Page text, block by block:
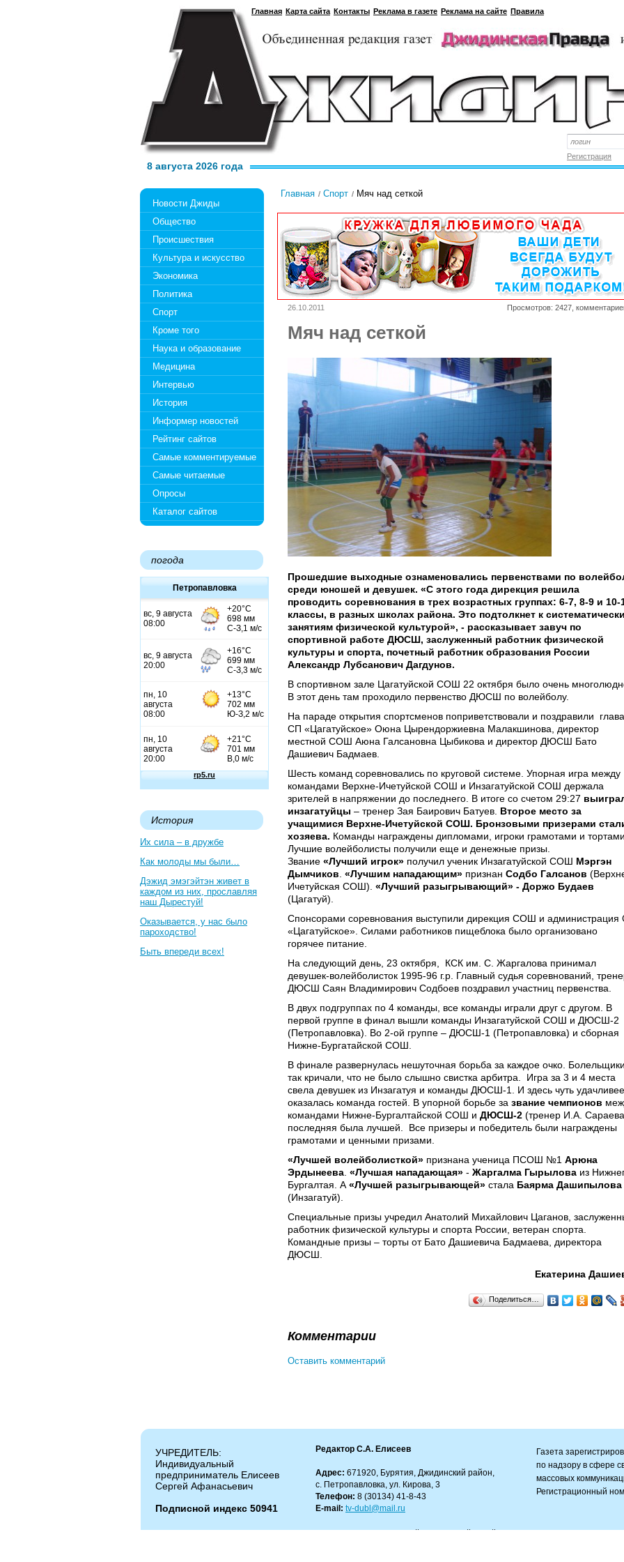
Главная Карта сайта Контакты Реклама в газете Реклама на сайте Правила
Регистрация
8 августа 2026 года
Новости Джиды
Общество
Происшествия
Культура и искусство
Экономика
Политика
Спорт
Кроме того
Наука и образование
Медицина
Интервью
История
Информер новостей
Рейтинг сайтов
Самые комментируемые
Самые читаемые
Опросы
Каталог сайтов
погода
Петропавловка
История
Их сила – в дружбе
Как молоды мы были…
Дэжид эмэгэйтэн живет в
каждом из них, прославляя
наш Дырестуй!
Оказывается, у нас было
пароходство!
Быть впереди всех!
Главная Спорт Мяч над сеткой
26.10.2011 Просмотров: 2427,
Мяч над сеткой
Прошедшие выходные ознаменовались первенствами по
среди юношей и девушек. «С этого года дирекция решила
проводить соревнования в трех возрастных группах: 6-7, 8-9 и 10-
классы, в разных школах района. Это подтолкнет к
занятиям физической культурой», - рассказывает завуч по
спортивной работе ДЮСШ, заслуженный работник физической
культуры и спорта, почетный работник образования России
Александр Лубсанович Дагдунов.
В спортивном зале Цагатуйской СОШ 22 октября было очень
В этот день там проходило первенство ДЮСШ по волейболу.
На параде открытия спортсменов поприветствовали и поздравили глава
СП «Цагатуйское» Оюна Цырендоржиевна Малакшинова, директор
местной СОШ Аюна Галсановна Цыбикова и директор ДЮСШ Бато
Дашиевич Бадмаев.
Шесть команд соревновались по круговой системе. Упорная игра между
командами Верхне-Ичетуйской СОШ и Инзагатуйской СОШ держала
зрителей в напряжении до последнего. В итоге со счетом 29:27
инзагатуйцы – тренер Зая Баирович Батуев. Второе место за
учащимися Верхне-Ичетуйской СОШ. Бронзовыми призерами
хозяева. Команды награждены дипломами, игроки грамотами и тортами.
Лучшие волейболисты получили еще и денежные призы.
Звание «Лучший игрок» получил ученик Инзагатуйской СОШ Мэргэн
Дымчиков «Лучшим нападающим» признан Содбо Галсанов
Ичетуйская СОШ). «Лучший разыгрывающий» - Доржо Будаев
(Цагатуй).
Спонсорами соревнования выступили дирекция СОШ и администрация
«Цагатуйское». Силами работников пищеблока было организовано
горячее питание.
На следующий день, 23 октября, КСК им. С. Жаргалова принимал
девушек-волейболисток 1995-96 г.р. Главный судья соревнований,
ДЮСШ Саян Владимирович Содбоев поздравил участниц первенства.
В двух подгруппах по 4 команды, все команды играли друг с другом. В
первой группе в финал вышли команды Инзагатуйской СОШ и ДЮСШ-2
(Петропавловка). Во 2-ой группе – ДЮСШ-1 (Петропавловка) и сборная
Нижне-Бургатайской СОШ.
В финале развернулась нешуточная борьба за каждое очко. Болельщики
так кричали, что не было слышно свистка арбитра. Игра за 3 и 4 места
свела девушек из Инзагатуя и команды ДЮСШ-1. И здесь чуть удачливее
оказалась команда гостей. В упорной борьбе за звание чемпионов
командами Нижне-Бургалтайской СОШ и ДЮСШ-2 (тренер И.А.
последняя была лучшей. Все призеры и победитель были награждены
грамотами и ценными призами.
«Лучшей волейболисткой» признана ученица ПСОШ №1 Арюна
Эрдынеева «Лучшая нападающая» - Жаргалма Гырылова из
Бургалтая. А «Лучшей разыгрывающей» стала Баярма Дашипылова
(Инзагатуй).
Специальные призы учредил Анатолий Михайлович Цаганов,
работник физической культуры и спорта России, ветеран спорта.
Командные призы – торты от Бато Дашиевича Бадмаева, директора
ДЮСШ.
Екатерина
Поделиться…
Комментарии
Оставить комментарий
УЧРЕДИТЕЛЬ:
Индивидуальный
предприниматель Елисеев
Сергей Афанасьевич
Подписной индекс 50941
Редактор С.А. Елисеев
Адрес: 671920, Бурятия, Джидинский район,
с. Петропавловка, ул. Кирова, 3
Телефон: 8 (30134) 41-8-43
E-mail: tv-dubl@mail.ru
Газета
по надзору в сфере
массовых
Регистрационный
Копирование и цитирование материалов разрешено только с работающей гиперссылкой на сайт.